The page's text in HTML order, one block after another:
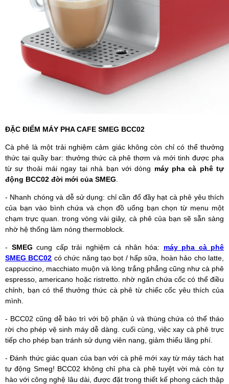
ĐẶC ĐIỂM MÁY PHA CAFE SMEG BCC02
Cà phê là một trải nghiệm cảm giác không còn chỉ có thể thưởng
thức tại quầy bar: thưởng thức cà phê thơm và mới tinh được pha
từ sự thoải mái ngay tại nhà bạn với dòng máy pha cà phê tự
động BCC02 đời mới của SMEG
- Nhanh chóng và dễ sử dụng: chỉ cần đổ đầy hạt cà phê yêu thích
của bạn vào bình chứa và chọn đồ uống bạn chọn từ menu một
chạm trực quan. trong vòng vài giây, cà phê của bạn sẽ sẵn sàng
nhờ hệ thống làm nóng thermoblock.
- SMEG cung cấp trải nghiệm cá nhân hóa: máy pha cà phê
SMEG BCC02 có chức năng tạo bọt / hấp sữa, hoàn hảo cho latte,
cappuccino, macchiato muộn và lòng trắng phẳng cũng như cà phê
espresso, americano hoặc ristretto. nhờ ngăn chứa cốc có thể điều
chỉnh, bạn có thể thưởng thức cà phê từ chiếc cốc yêu thích của
mình.
- BCC02 cũng dễ bảo trì với bộ phận ủ và thùng chứa có thể tháo
rời cho phép vệ sinh máy dễ dàng. cuối cùng, việc xay cà phê trực
tiếp cho phép bạn tránh sử dụng viên nang, giảm thiểu lãng phí.
- Đánh thức giác quan của bạn với cà phê mới xay từ máy tách hạt
tự động Smeg! BCC02 không chỉ pha cà phê tuyệt vời mà còn tự
hào với công nghệ lâu dài, được đặt trong thiết kế phong cách thập